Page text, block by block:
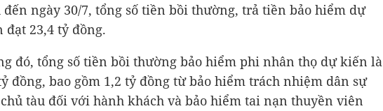
ngày 30/7, tổng số tiền bồi thường, trả tiền bảo hiểm dự
đạt 23,4 tỷ đồng.
đó, tổng số tiền bồi thường bảo hiểm phi nhân thọ dự kiến là
đồng, bao gồm 1,2 tỷ đồng từ bảo hiểm trách nhiệm dân sự
tàu đối với hành khách và bảo hiểm tai nạn thuyền viên